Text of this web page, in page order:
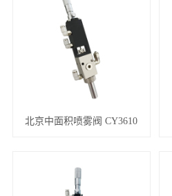
北京中面积喷雾阀 CY3610